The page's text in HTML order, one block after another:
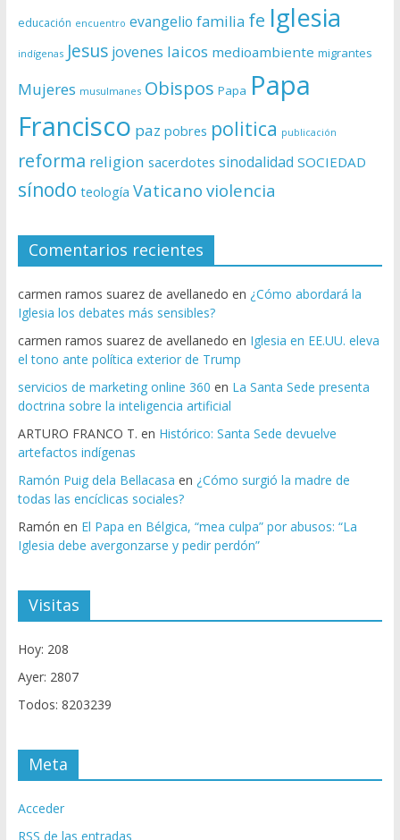
educación encuentro evangelio familia fe Iglesia
indígenas Jesus jovenes laicos medioambiente migrantes
Mujeres musulmanes Obispos Papa Papa
Francisco paz pobres politica publicación
reforma religion sacerdotes sinodalidad SOCIEDAD
sínodo teología Vaticano violencia
Comentarios recientes
carmen ramos suarez de avellanedo en ¿Cómo abordará la
Iglesia los debates más sensibles?
carmen ramos suarez de avellanedo en Iglesia en EE.UU. eleva
el tono ante política exterior de Trump
servicios de marketing online 360 en La Santa Sede presenta
doctrina sobre la inteligencia artificial
ARTURO FRANCO T. en Histórico: Santa Sede devuelve
artefactos indígenas
Ramón Puig dela Bellacasa en ¿Cómo surgió la madre de
todas las encíclicas sociales?
Ramón en El Papa en Bélgica, “mea culpa” por abusos: “La
Iglesia debe avergonzarse y pedir perdón”
Visitas
Hoy: 208
Ayer: 2807
Todos: 8203239
Meta
Acceder
RSS de las entradas